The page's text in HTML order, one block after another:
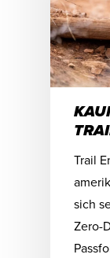
Trail
sich
Zero-